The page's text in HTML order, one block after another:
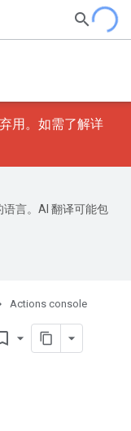
用。如需了解详
语言。AI 翻译可能包
Actions console